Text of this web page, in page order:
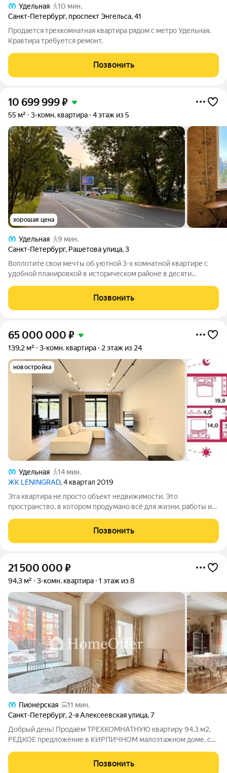
Удельная
10 мин.
Санкт-Петербург, проспект Энгельса,41
Продается трехкомнатная квартира рядом с метро Удельная.
Кравтира требуется ремонт.
Позвонить
10 699 999₽
55 м² 3-комн. квартира 4 этаж из 5
хорошая цена
Удельная
9 мин.
Санкт-Петербург, Рашетова улица,3
Воплотите свои мечты об уютной 3-х комнатной квартире с
удобной планировкой в историческом районе в десяти
новый асфальт у парадной, все магазины в шаговой
доступности. Также, как и пункты выдачи
Позвонить
65 000 000 ₽
139,2 м² 3-комн. квартира 2 этаж из 24
новостройка
Удельная
14 мин.
ЖК LENINGRAD, 4 квартал 2019
Эта квартира не просто объект недвижимости. Это
пространство, в котором продумано всё для жизни, работы и
вашему времени и привычкам. О квартире: Общая площадь:
139,2 м. Жилая: 47,1 м. Этаж: 2 из
Позвонить
21 500 000 ₽
94,3 м² 3-комн. квартира 1 этаж из 8
Пионерская
11 мин.
Санкт-Петербург, 2-я Алексеевская улица,7
Добрый день! Продаём ТРЕХКОМНАТНУЮ квартиру 94.3 м2,
РЕДКОЕ предложение в КИРПИЧНОМ малоэтажном доме, с
Графским прудом, в тихой и очень зеленой части приморского
района - Коломяги.
Позвонить